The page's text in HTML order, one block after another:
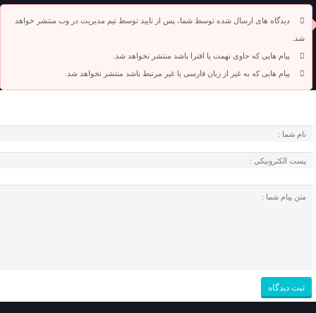
دیدگاه های ارسال شده توسط شما، پس از تایید توسط تیم مدیریت در وب منتشر خواهد
شد.
پیام هایی که حاوی تهمت یا افترا باشد منتشر نخواهد شد.
پیام هایی که به غیر از زبان فارسی یا غیر مرتبط باشد منتشر نخواهد شد.